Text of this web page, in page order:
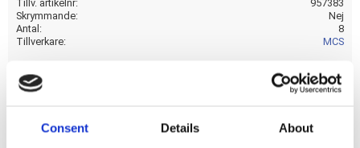
Consent Details About
Tillv. artikelnr
957383
Skrymmande
Nej
Antal
8
Tillverkare
MCS
Visa alla produkter från MCS